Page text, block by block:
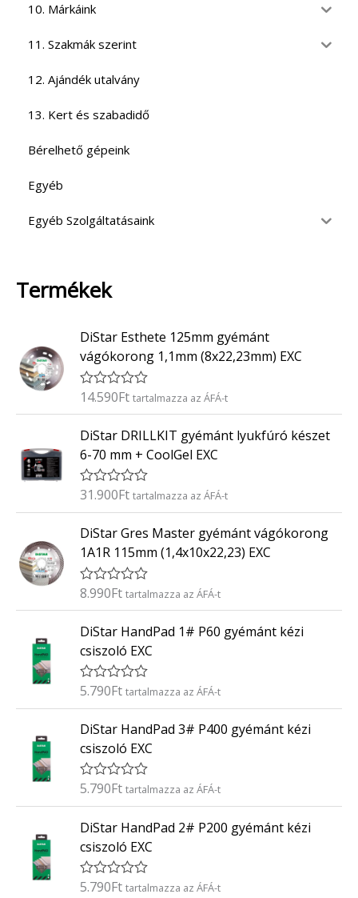
10. Márkáink
11. Szakmák szerint
12. Ajándék utalvány
13. Kert és szabadidő
Bérelhető gépeink
Egyéb
Egyéb Szolgáltatásaink
Termékek
DiStar Esthete 125mm gyémánt
vágókorong 1,1mm (8x22,23mm) EXC
É
é
k
e
l
s
:
/
5
14.590Ft tartalmazza az ÁFÁ-t
DiStar DRILLKIT gyémánt lyukfúró készet
6-70 mm + CoolGel EXC
É
é
k
e
l
é
s
:
/
5
31.900Ft tartalmazza az ÁFÁ-t
DiStar Gres Master gyémánt vágókorong
1A1R 115mm (1,4x10x22,23) EXC
É
é
e
l
é
s
:
/
5
8.990Ft tartalmazza az ÁFÁ-t
DiStar HandPad 1# P60 gyémánt kézi
csiszoló EXC
É
é
e
l
s
:
/
5
5.790Ft tartalmazza az ÁFÁ-t
DiStar HandPad 3# P400 gyémánt kézi
csiszoló EXC
É
é
e
l
é
s
5.790Ft tartalmazza az ÁFÁ-t
DiStar HandPad 2# P200 gyémánt kézi
csiszoló EXC
É
5.790Ft tartalmazza az ÁFÁ-t